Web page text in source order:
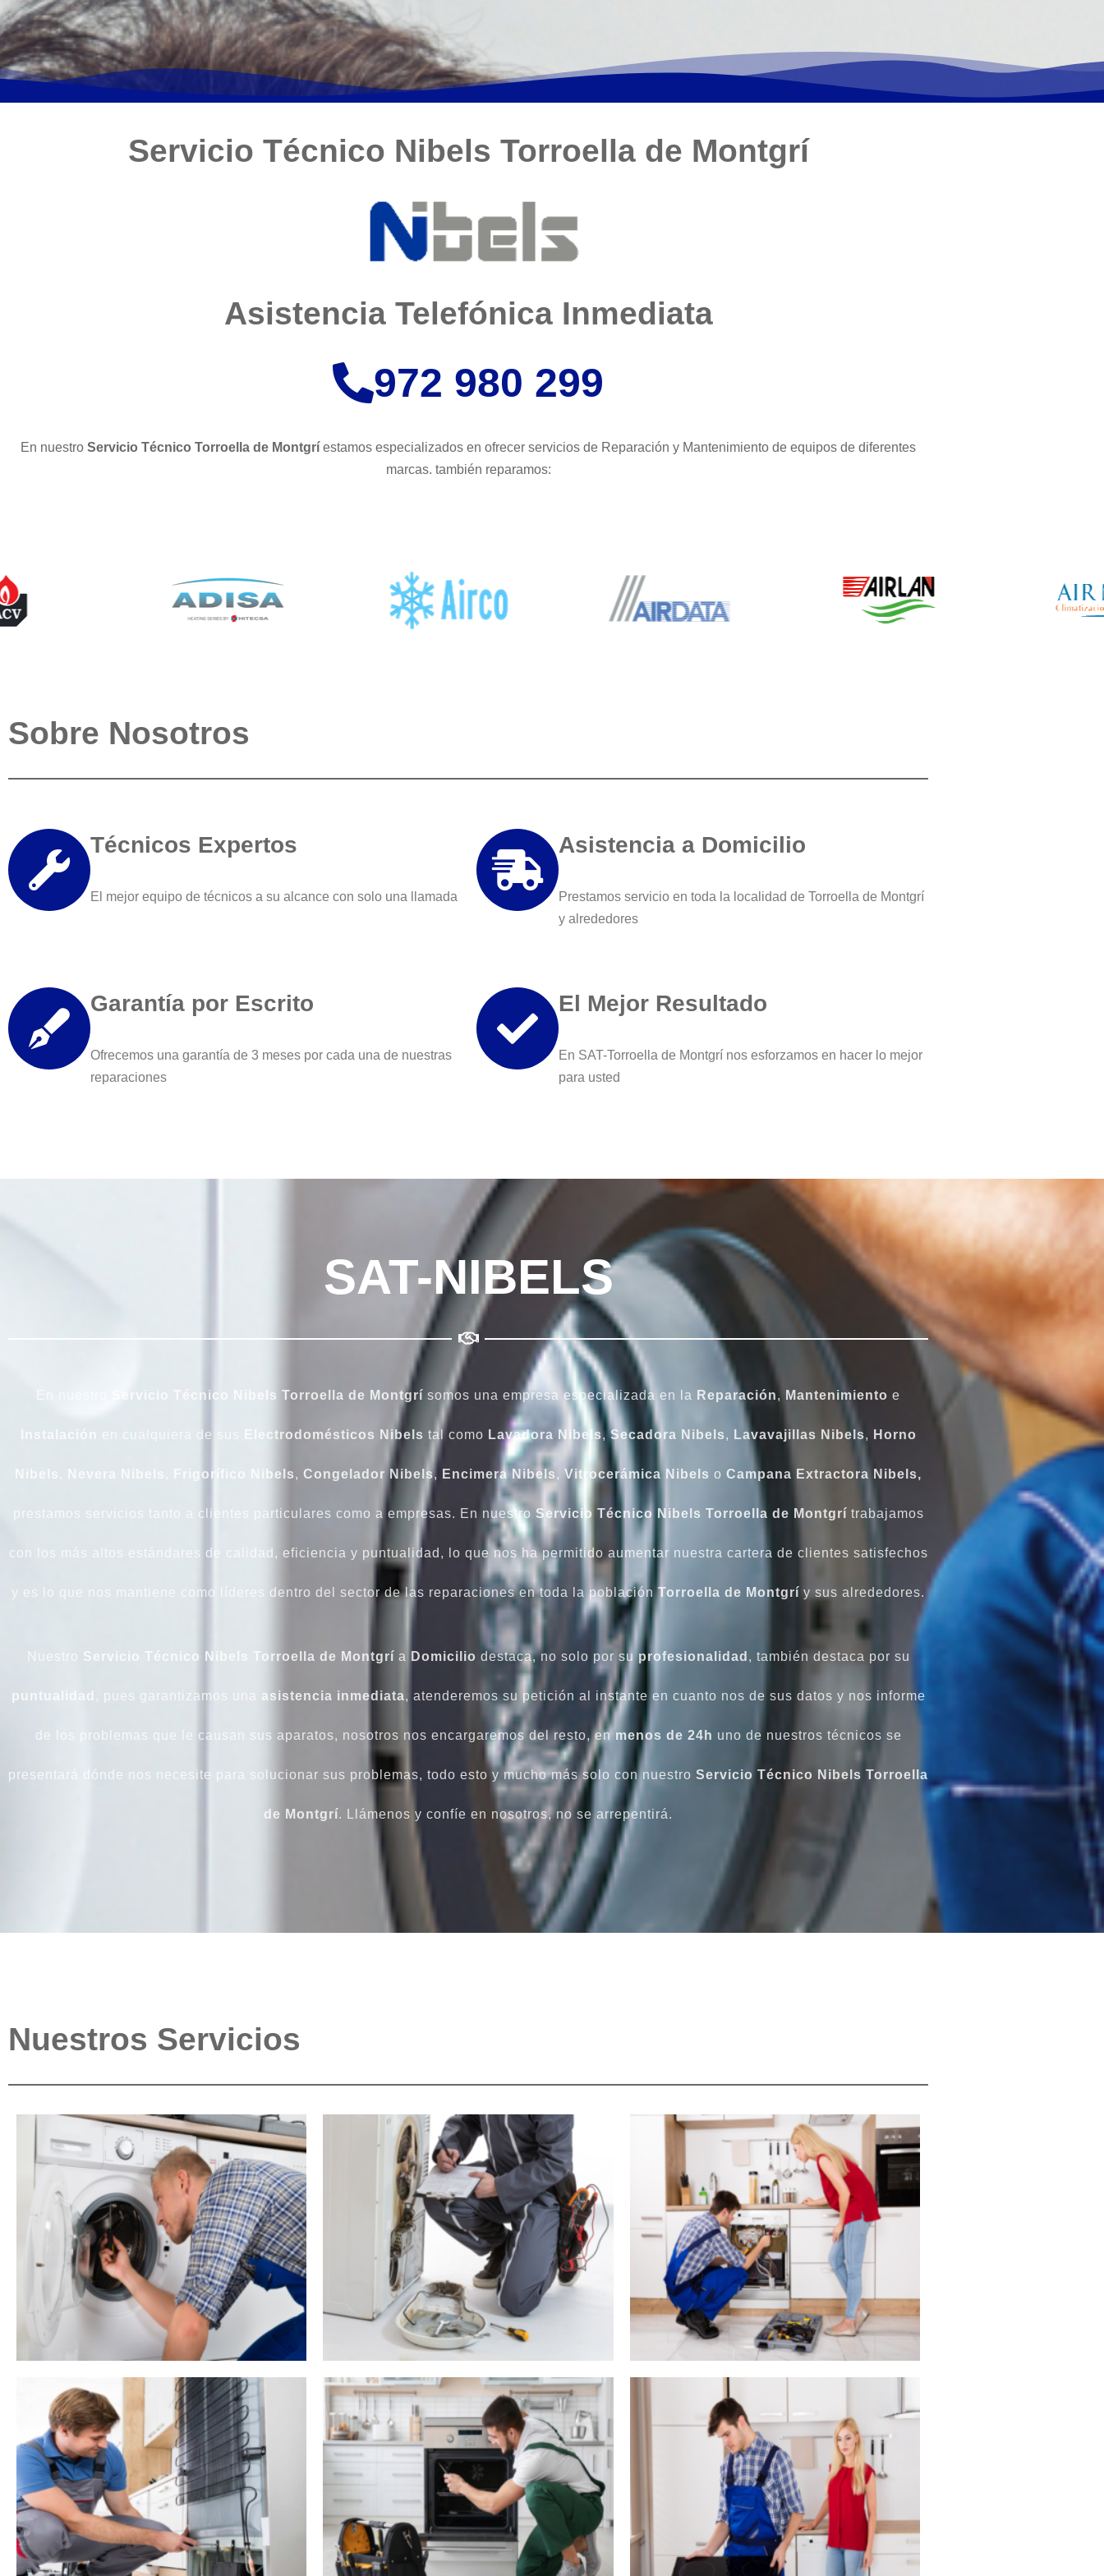
Servicio Técnico Nibels Torroella de Montgrí
Asistencia Telefónica Inmediata
972 980 299
En nuestro Servicio Técnico Torroella de Montgrí estamos especializados en ofrecer servicios de Reparación y Mantenimiento de equipos de diferentes
marcas. también reparamos:
Sobre Nosotros
Técnicos Expertos
El mejor equipo de técnicos a su alcance con solo una llamada
Asistencia a Domicilio
Prestamos servicio en toda la localidad de Torroella de Montgrí
y alrededores
Garantía por Escrito
Ofrecemos una garantía de 3 meses por cada una de nuestras
reparaciones
El Mejor Resultado
En SAT-Torroella de Montgrí nos esforzamos en hacer lo mejor
para usted
SAT-NIBELS
En nuestro Servicio Técnico Nibels Torroella de Montgrí somos una empresa especializada en la Reparación, Mantenimiento e
Instalación en cualquiera de sus Electrodomésticos Nibels tal como Lavadora Nibels,Secadora Nibels, Lavavajillas Nibels, Horno
Nibels , Nevera Nibels , Frigorífico Nibels, Congelador Nibels, Encimera Nibels, Vitrocerámica Nibels o Campana Extractora Nibels,
prestamos servicios tanto a clientes particulares como a empresas. En nuestro Servicio Técnico Nibels Torroella de Montgrí trabajamos
con los más altos estándares de calidad, eficiencia y puntualidad, lo que nos ha permitido aumentar nuestra cartera de clientes satisfechos
y es lo que nos mantiene como líderes dentro del sector de las reparaciones en toda la poblaciónTorroella de Montgrí y sus alrededores.
Nuestro Servicio Técnico Nibels Torroella de Montgrí a Domicilio destaca, no solo por suprofesionalidad , también destaca por su
puntualidad , pues garantizamos una asistencia inmediata, atenderemos su petición al instante en cuanto nos de sus datos y nos informe
de los problemas que le causan sus aparatos, nosotros nos encargaremos del resto, enmenos de 24h uno de nuestros técnicos se
presentará dónde nos necesite para solucionar sus problemas, todo esto y mucho más solo con nuestro Servicio Técnico Nibels Torroella
de Montgrí. Llámenos y confíe en nosotros, no se arrepentirá.
Nuestros Servicios